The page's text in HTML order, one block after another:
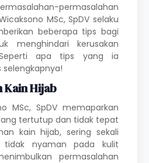
permasalahan
MSc, SpDV selaku
beberapa tips bagi
menghindari kerusakan
apa tips yang ia
selengkapnya!
Kain Hijab
MSc, SpDV memaparkan
tertutup dan tidak tepat
kain hijab, sering sekali
tidak nyaman pada kulit
permasalahan